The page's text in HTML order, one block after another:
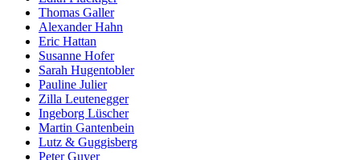
Thomas Galler
Alexander Hahn
Eric Hattan
Susanne Hofer
Sarah Hugentobler
Pauline Julier
Zilla Leutenegger
Ingeborg Lüscher
Martin Gantenbein
Lutz & Guggisberg
Peter Guyer